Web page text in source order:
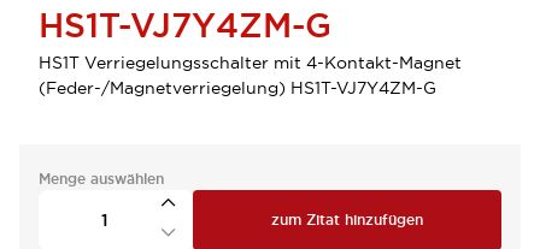
HS1T-VJ7Y4ZM-G
HS1T Verriegelungsschalter mit 4-Kontakt-Magnet
(Feder-/Magnetverriegelung) HS1T-VJ7Y4ZM-G
Menge auswählen
zum Zitat hinzufügen